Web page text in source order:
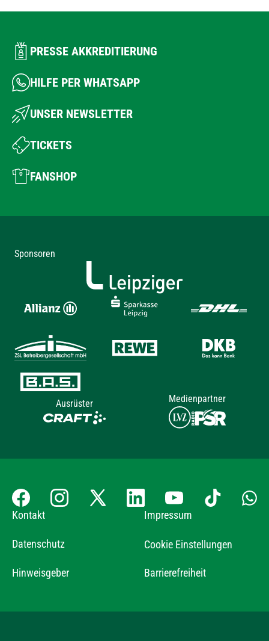
PRESSE AKKREDITIERUNG
HILFE PER WHATSAPP
UNSER NEWSLETTER
TICKETS
FANSHOP
Sponsoren
Ausrüster Medienpartner
Kontakt Impressum
Datenschutz Cookie Einstellungen
Hinweisgeber Barrierefreiheit